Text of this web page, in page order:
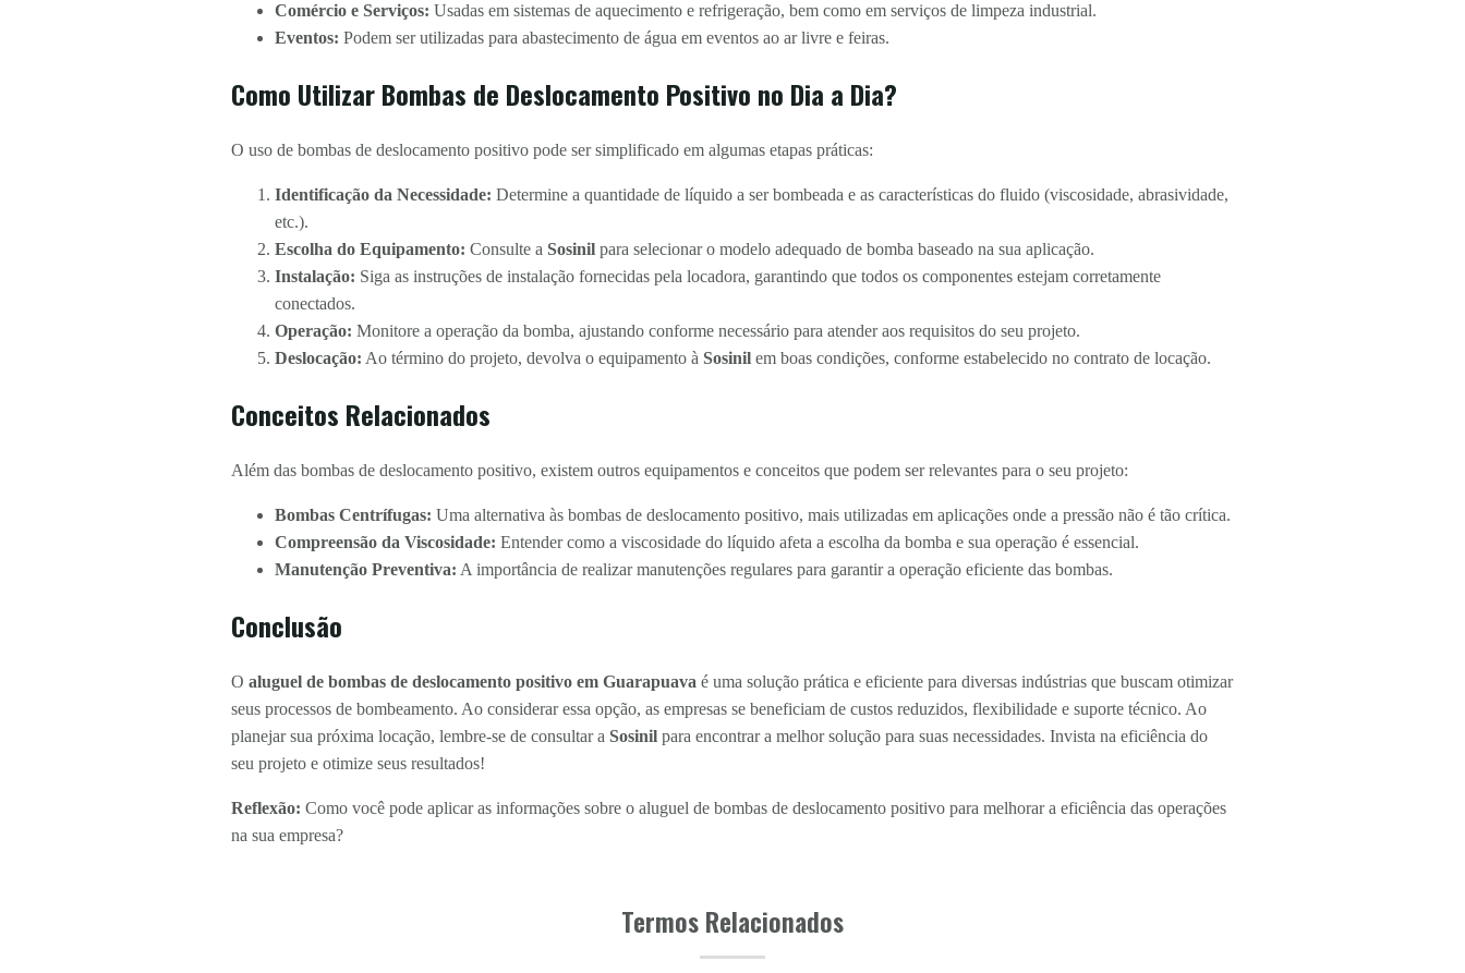
Comércio e Serviços: Usadas em sistemas de aquecimento e refrigeração, bem como em serviços de limpeza industrial.
Eventos: Podem ser utilizadas para abastecimento de água em eventos ao ar livre e feiras.
Como Utilizar Bombas de Deslocamento Positivo no Dia a Dia?
O uso de bombas de deslocamento positivo pode ser simplificado em algumas etapas práticas:
Identificação da Necessidade: Determine a quantidade de líquido a ser bombeada e as características do fluido (viscosidade, abrasividade,
etc.).
Escolha do Equipamento: Consulte a Sosinil para selecionar o modelo adequado de bomba baseado na sua aplicação.
Instalação: Siga as instruções de instalação fornecidas pela locadora, garantindo que todos os componentes estejam corretamente
conectados.
Operação: Monitore a operação da bomba, ajustando conforme necessário para atender aos requisitos do seu projeto.
Deslocação: Ao término do projeto, devolva o equipamento à Sosinil em boas condições, conforme estabelecido no contrato de locação.
Conceitos Relacionados
Além das bombas de deslocamento positivo, existem outros equipamentos e conceitos que podem ser relevantes para o seu projeto:
Bombas Centrífugas: Uma alternativa às bombas de deslocamento positivo, mais utilizadas em aplicações onde a pressão não é tão crítica.
Compreensão da Viscosidade: Entender como a viscosidade do líquido afeta a escolha da bomba e sua operação é essencial.
Manutenção Preventiva: A importância de realizar manutenções regulares para garantir a operação eficiente das bombas.
Conclusão
O aluguel de bombas de deslocamento positivo em Guarapuava é uma solução prática e eficiente para diversas indústrias que buscam otimizar
seus processos de bombeamento. Ao considerar essa opção, as empresas se beneficiam de custos reduzidos, flexibilidade e suporte técnico. Ao
planejar sua próxima locação, lembre-se de consultar a Sosinil para encontrar a melhor solução para suas necessidades. Invista na eficiência do
seu projeto e otimize seus resultados!
Reflexão: Como você pode aplicar as informações sobre o aluguel de bombas de deslocamento positivo para melhorar a eficiência das operações
na sua empresa?
Termos Relacionados